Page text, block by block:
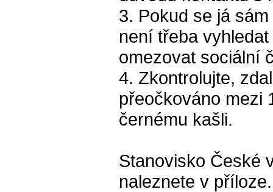
3. Pokud se já
není třeba
omezovat sociální
4. Zkontrolujte,
přeočkováno mezi
černému kašli.
Stanovisko České
naleznete v příloze.